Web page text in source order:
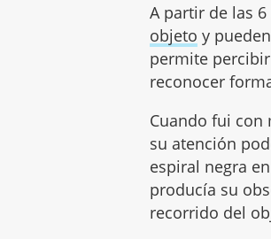
A partir de las
objeto y
permite
reconocer
Cuando fui con
su atención
espiral negra
producía su
recorrido del